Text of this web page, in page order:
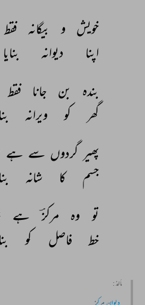
خویش و بیگانہ فقط
اپنا
دیوانہ بنایا
بندہ بن جانا فقط
گھر
کو ویرانہ
پھیر گردوں سے ہے
جسم
کا شانہ
تو وہ مرکزؔ ہے
خط
فاصل کو
مأخذ :
دیوان مرکز